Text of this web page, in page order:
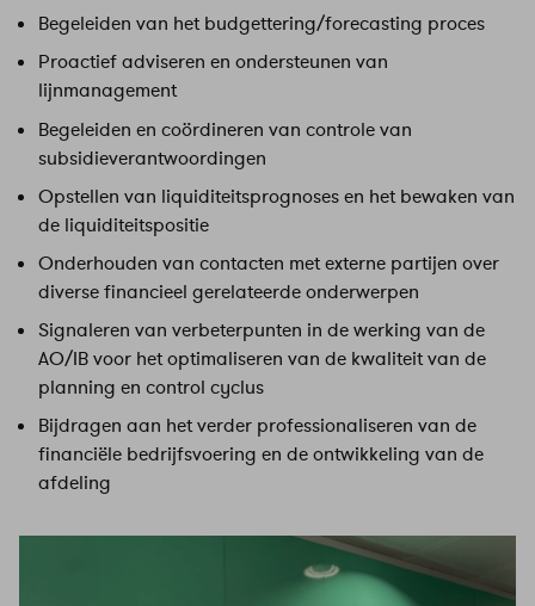
Begeleiden van het budgettering/forecasting proces
Proactief adviseren en ondersteunen van
lijnmanagement
Begeleiden en coördineren van controle van
subsidieverantwoordingen
Opstellen van liquiditeitsprognoses en het bewaken van
de liquiditeitspositie
Onderhouden van contacten met externe partijen over
diverse financieel gerelateerde onderwerpen
Signaleren van verbeterpunten in de werking van de
AO/IB voor het optimaliseren van de kwaliteit van de
planning en control cyclus
Bijdragen aan het verder professionaliseren van de
financiële bedrijfsvoering en de ontwikkeling van de
afdeling